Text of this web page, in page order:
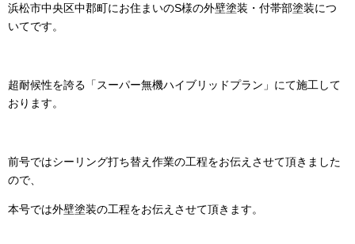
浜松市中央区中郡町にお住まいのS様の外壁塗装・付帯部塗装につ
いてです。
超耐候性を誇る「スーパー無機ハイブリッドプラン」にて施工して
おります。
前号ではシーリング打ち替え作業の工程をお伝えさせて頂きました
ので、
本号では外壁塗装の工程をお伝えさせて頂きます。